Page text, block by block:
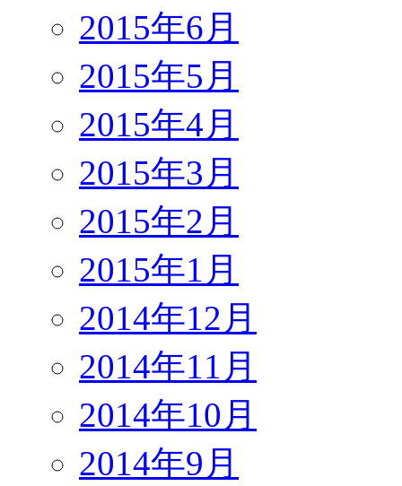
2015年6月
2015年5月
2015年4月
2015年3月
2015年2月
2015年1月
2014年12月
2014年11月
2014年10月
2014年9月